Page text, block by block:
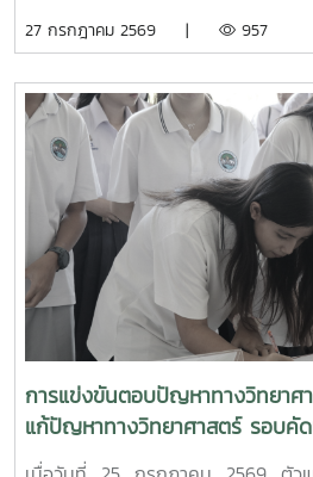
27 กรกฎาคม 2569 | 957
การแข่งขันตอบปัญหาทางวิทยาศ
แก้ปัญหาทางวิทยาศาสตร์ รอบคั
เหนือตอนบน